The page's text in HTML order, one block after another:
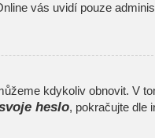
vás uvidí pouze
kdykoliv obnovit. V
heslo, pokračujte dle